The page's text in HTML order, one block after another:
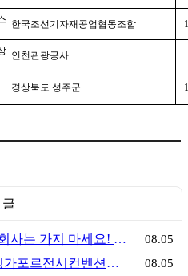
한국조선기자재공업협동조합
인천관광공사
경상북도 성주군
행사기획자 취업, 이런 회사는 가지 마세요! 신입이 꼭 알아야 할 5가지 기준[이벤트산업 팩트체크#3] 08.05
부산컨벤션산업협회, 싱가포르전시컨벤션협회(SACEOS)와 업무협약 체결… 아시아 마이스 협력 확대 08.05